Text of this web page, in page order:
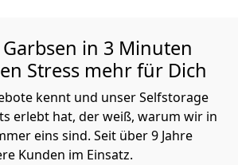
Garbsen in 3 Minuten
Stress mehr für Dich
kennt und unser Selfstorage
erlebt hat, der weiß, warum wir in
eins sind. Seit über 9 Jahre
Kunden im Einsatz.